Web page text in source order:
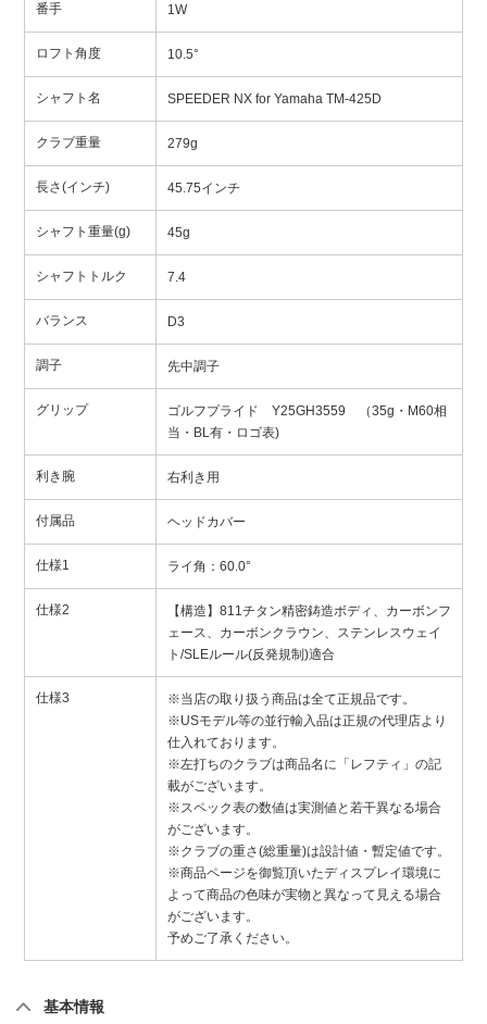
番手 1W
ロフト角度 10.5°
シャフト名 SPEEDER NX for Yamaha TM-425D
クラブ重量 279g
長さ(インチ) 45.75インチ
シャフト重量(g) 45g
シャフトトルク 7.4
バランス D3
調子 先中調子
グリップ
ゴルフプライド Y25GH3559 （35g・M60相
当・BL有・ロゴ表)
利き腕 右利き用
付属品 ヘッドカバー
仕様1 ライ角：60.0°
仕様2
【構造】811チタン精密鋳造ボディ、カーボンフ
ェース、カーボンクラウン、ステンレスウェイ
ト/SLEルール(反発規制)適合
仕様3
※当店の取り扱う商品は全て正規品です。
※USモデル等の並行輸入品は正規の代理店より
仕入れております。
※左打ちのクラブは商品名に「レフティ」の記
載がございます。
※スペック表の数値は実測値と若干異なる場合
がございます。
※クラブの重さ(総重量)は設計値・暫定値です。
※商品ページを御覧頂いたディスプレイ環境に
よって商品の色味が実物と異なって見える場合
がございます。
予めご了承ください。
基本情報